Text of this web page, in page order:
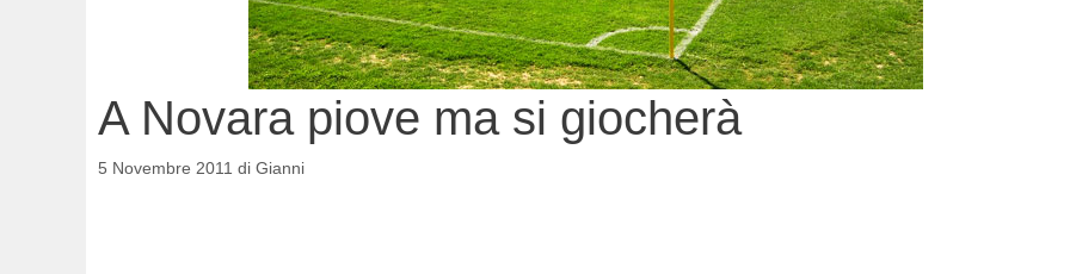
A Novara piove ma si giocherà
5 Novembre 2011 di Gianni